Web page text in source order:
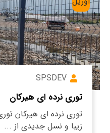
SPSDEV
توری نرده ای هیرکان
توری نرده ای هیرکان
زیبا و نسل جدیدی از ...